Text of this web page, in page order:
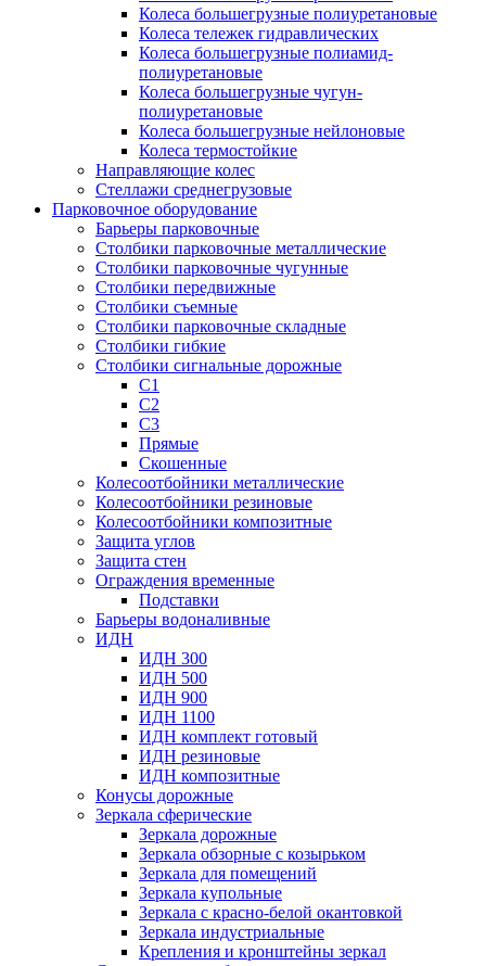
Колеса большегрузные полиуретановые
Колеса тележек гидравлических
Колеса большегрузные полиамид-
полиуретановые
Колеса большегрузные чугун-
полиуретановые
Колеса большегрузные нейлоновые
Колеса термостойкие
Направляющие колес
Стеллажи среднегрузовые
Парковочное оборудование
Барьеры парковочные
Столбики парковочные металлические
Столбики парковочные чугунные
Столбики передвижные
Столбики съемные
Столбики парковочные складные
Столбики гибкие
Столбики сигнальные дорожные
С1
С2
С3
Прямые
Скошенные
Колесоотбойники металлические
Колесоотбойники резиновые
Колесоотбойники композитные
Защита углов
Защита стен
Ограждения временные
Подставки
Барьеры водоналивные
ИДН
ИДН 300
ИДН 500
ИДН 900
ИДН 1100
ИДН комплект готовый
ИДН резиновые
ИДН композитные
Конусы дорожные
Зеркала сферические
Зеркала дорожные
Зеркала обзорные с козырьком
Зеркала для помещений
Зеркала купольные
Зеркала с красно-белой окантовкой
Зеркала индустриальные
Крепления и кронштейны зеркал